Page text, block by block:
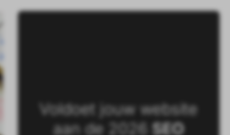
Voldoet jouw website
aan de 2026 SEO